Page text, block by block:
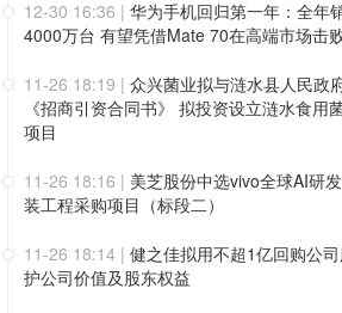
12-30 16:36 | 华为手机回归第一年：全年
4000万台 有望凭借Mate 70在高端市场击
11-26 18:19 | 众兴菌业拟与涟水县人民政
《招商引资合同书》 拟投资设立涟水食用
项目
11-26 18:16 | 美芝股份中选vivo全球AI研
装工程采购项目（标段二）
11-26 18:14 | 健之佳拟用不超1亿回购公
护公司价值及股东权益